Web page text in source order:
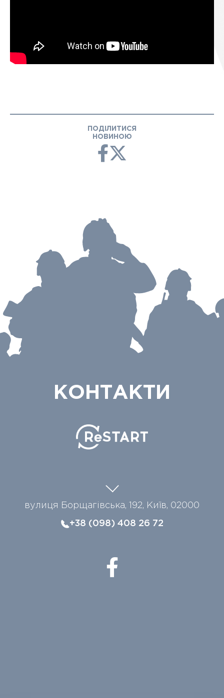
ПОДІЛИТИСЯ
НОВИНОЮ
КОНТАКТИ
вулиця Борщагівська, 192, Київ, 02000
+38 (098) 408 26 72